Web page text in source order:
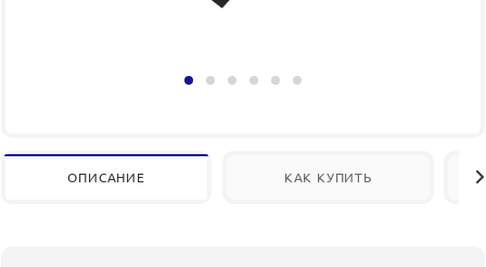
ОПИСАНИЕ КАК КУПИТЬ